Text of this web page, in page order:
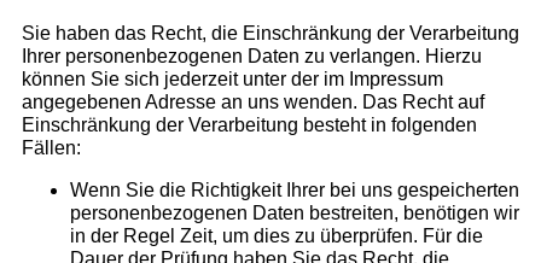
Sie haben das Recht, die Einschränkung der Verarbeitung
Ihrer personenbezogenen Daten zu verlangen. Hierzu
können Sie sich jederzeit unter der im Impressum
angegebenen Adresse an uns wenden. Das Recht auf
Einschränkung der Verarbeitung besteht in folgenden
Fällen:
Wenn Sie die Richtigkeit Ihrer bei uns gespeicherten
personenbezogenen Daten bestreiten, benötigen wir
in der Regel Zeit, um dies zu überprüfen. Für die
Dauer der Prüfung haben Sie das Recht, die